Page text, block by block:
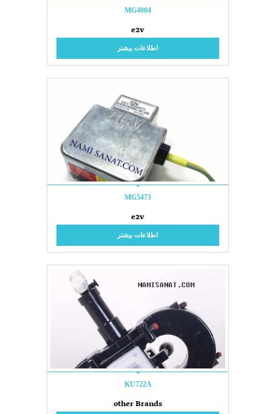
MG4004
e2v
اطلاعات بیشتر
MG5473
e2v
اطلاعات بیشتر
KU722A
other Brands